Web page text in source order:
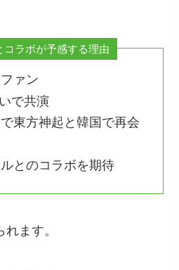
ラボが予感する理由
ァン
で共演
東方神起と韓国で再会
とのコラボを期待
ます。